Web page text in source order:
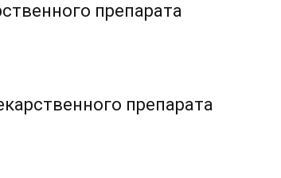
препарата
препарата